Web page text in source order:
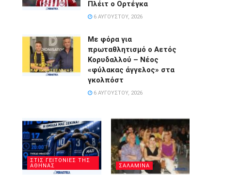
Πλέιτ ο Ορτέγκα
6 ΑΥΓΟΎΣΤΟΥ, 2026
Με φόρα για
πρωταθλητισμό ο Αετός
Κορυδαλλού – Νέος
«φύλακας άγγελος» στα
γκολπόστ
6 ΑΥΓΟΎΣΤΟΥ, 2026
ΣΤΙΣ ΓΕΙΤΟΝΙΕΣ ΤΗΣ
ΑΘΗΝΑΣ
ΣΑΛΑΜΙΝΑ